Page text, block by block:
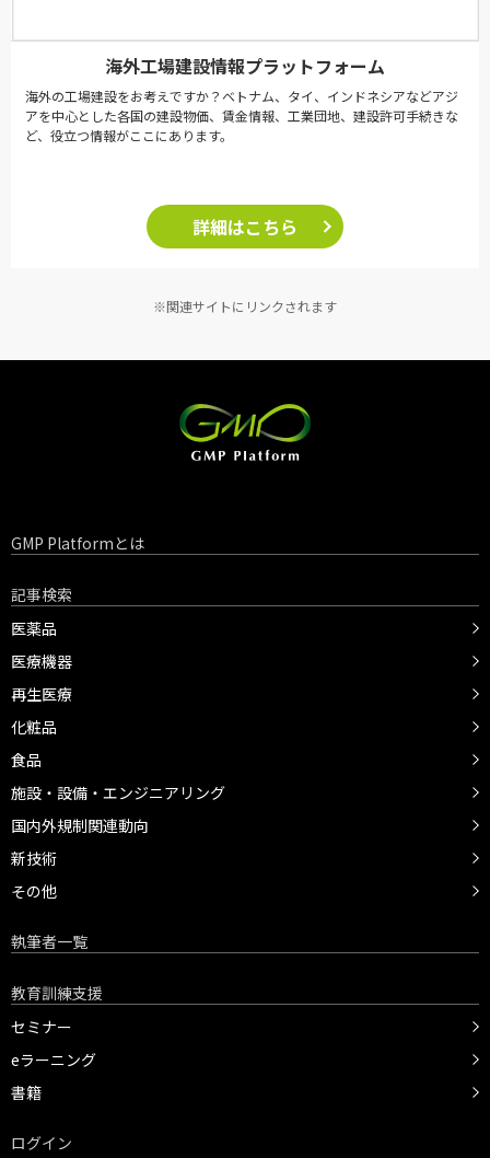
海外工場建設情報プラットフォーム
海外の工場建設をお考えですか？ベトナム、タイ、インドネシアなどアジ
アを中心とした各国の建設物価、賃金情報、工業団地、建設許可手続きな
ど、役立つ情報がここにあります。
詳細はこちら
※関連サイトにリンクされます
GMP Platformとは
記事検索
医薬品
医療機器
再生医療
化粧品
食品
施設・設備・エンジニアリング
国内外規制関連動向
新技術
その他
執筆者一覧
教育訓練支援
セミナー
eラーニング
書籍
ログイン